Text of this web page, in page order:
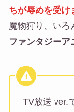
ちが辱めを受け
魔物狩り、いろ
ファンタジーア
TV放送 ver.